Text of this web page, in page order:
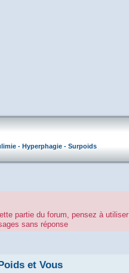
- Hyperphagie - Surpoids
partie du forum, pensez à utiliser
sans réponse
et Vous